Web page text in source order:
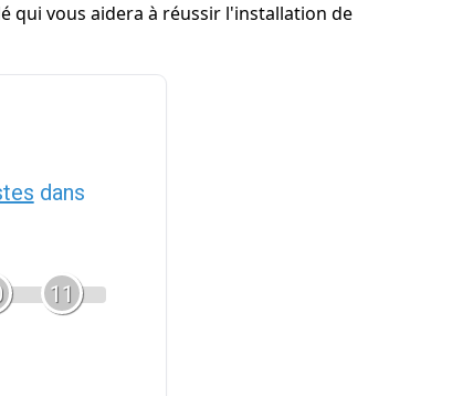
qui vous aidera à réussir l'installation de
dans
11